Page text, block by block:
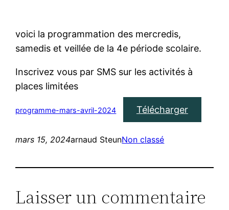
voici la programmation des mercredis,
samedis et veillée de la 4e période scolaire.
Inscrivez vous par SMS sur les activités à
places limitées
programme-mars-avril-2024 Télécharger
mars 15, 2024arnaud SteunNon classé
Laisser un commentaire